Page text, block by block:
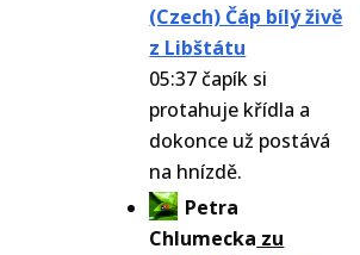
(Czech) Čáp bílý živě
z Libštátu
05:37 čapík si
protahuje křídla a
dokonce už postává
na hnízdě.
Petra
Chlumecka zu